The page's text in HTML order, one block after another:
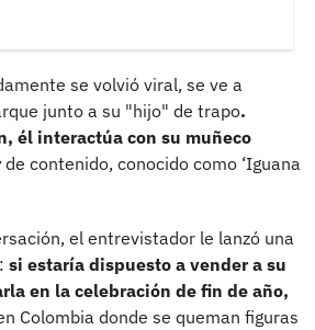
se volvió viral, se ve a
junto a su "hijo" de trapo.
él interactúa con su muñeco
de contenido, conocido como ‘Iguana
el entrevistador le lanzó una
si estaría dispuesto a vender a su
en la celebración de fin de año,
Colombia donde se queman figuras